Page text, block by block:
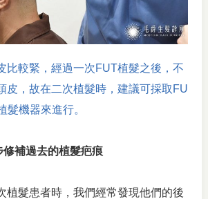
比較緊，經過一次FUT植髮之後，不
皮，故在二次植髮時，建議可採取FU
髮機器來進行。
修補過去的植髮疤痕
植髮患者時，我們經常發現他們的後